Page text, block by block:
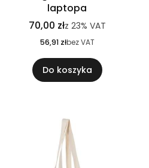
laptopa
70,00 złz 23% VAT
56,91 złbez VAT
Do koszyka